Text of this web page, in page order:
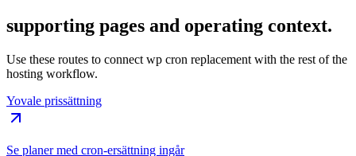
supporting pages and operating context.
Use these routes to connect wp cron replacement with the rest of the
hosting workflow.
Yovale prissättning
Se planer med cron-ersättning ingår